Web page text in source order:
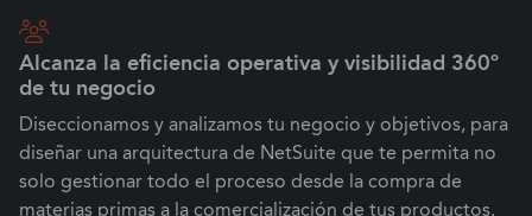
Alcanza la eficiencia operativa y visibilidad 360º
de tu negocio
Diseccionamos y analizamos tu negocio y objetivos, para
diseñar una arquitectura de NetSuite que te permita no
solo gestionar todo el proceso desde la compra de
materias primas a la comercialización de tus productos,